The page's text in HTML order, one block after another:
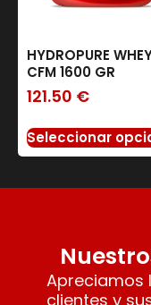
HYDROPURE
CFM 1600 GR
121.50 €
Seleccionar
Apreciamos
clientes y